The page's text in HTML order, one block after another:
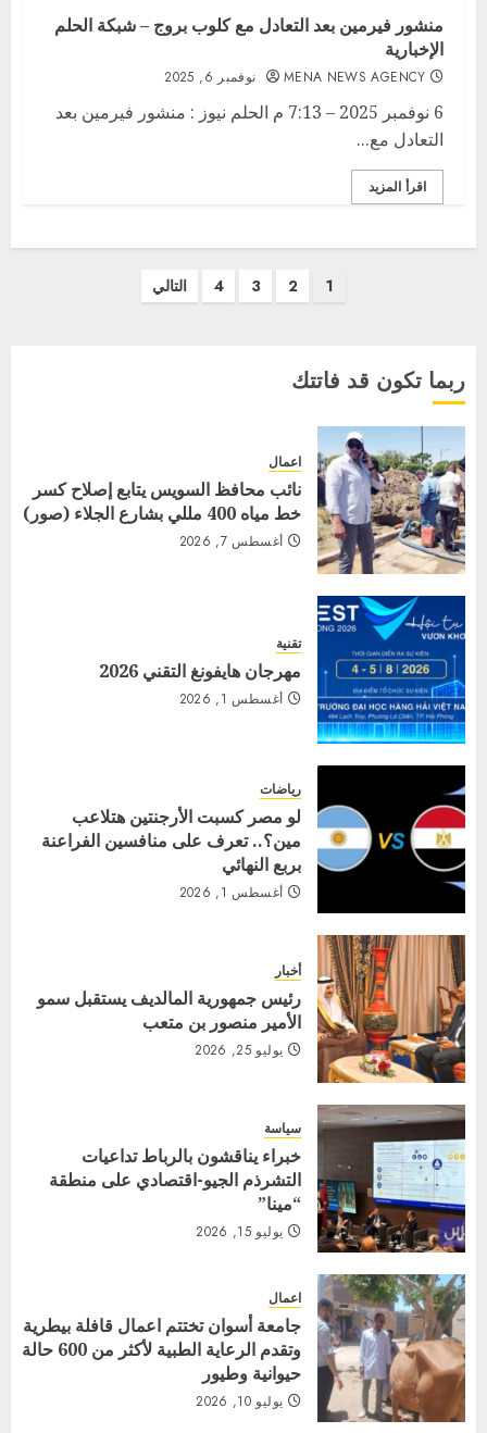
منشور فيرمين بعد التعادل مع كلوب بروج – شبكة الحلم
الإخبارية
MENA NEWS AGENCY نوفمبر 6, 2025
6 نوفمبر 2025 – 7:13 م الحلم نيوز : منشور فيرمين بعد
التعادل مع...
اقرأ المزيد
تعدد
المقالات
1
2
3
4 التالي
ربما تكون قد فاتتك
اعمال
نائب محافظ السويس يتابع إصلاح كسر
خط مياه 400 مللي بشارع الجلاء (صور)
أغسطس 7, 2026
تقنية
مهرجان هايفونغ التقني 2026
أغسطس 1, 2026
رياضات
لو مصر كسبت الأرجنتين هتلاعب
مين؟.. تعرف على منافسين الفراعنة
بربع النهائي
أغسطس 1, 2026
أخبار
رئيس جمهورية المالديف يستقبل سمو
الأمير منصور بن متعب
يوليو 25, 2026
سياسة
خبراء يناقشون بالرباط تداعيات
التشرذم الجيو-اقتصادي على منطقة
“مينا”
يوليو 15, 2026
اعمال
جامعة أسوان تختتم اعمال قافلة بيطرية
وتقدم الرعاية الطبية لأكثر من 600 حالة
حيوانية وطيور
يوليو 10, 2026